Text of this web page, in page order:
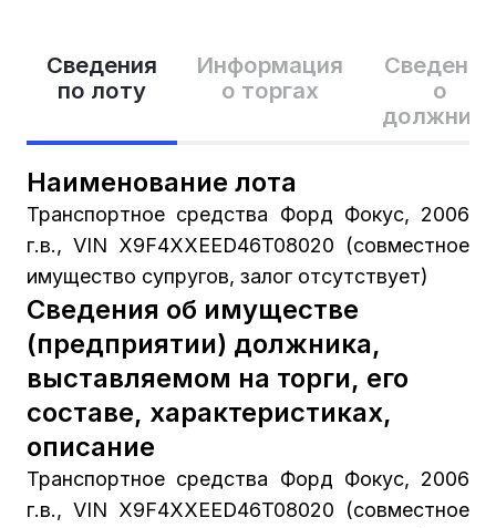
Сведения
по лоту
Информация
о торгах
Сведения
о
Наименование лота
Транспортное средства Форд Фокус, 2006
г.в., VIN X9F4XXEED46T08020 (совместное
имущество супругов, залог отсутствует)
Сведения об имуществе
(предприятии) должника,
выставляемом на торги, его
составе, характеристиках,
описание
Транспортное средства Форд Фокус, 2006
г.в., VIN X9F4XXEED46T08020 (совместное